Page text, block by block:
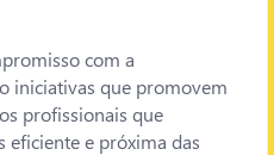
com a
iniciativas que promovem
profissionais que
e próxima das